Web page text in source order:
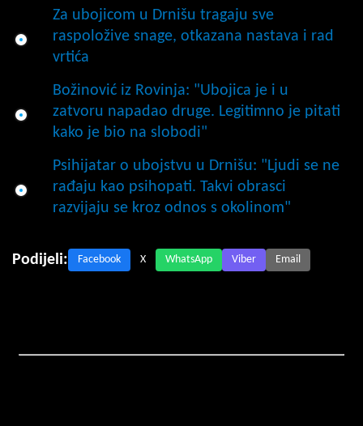
Za ubojicom u Drnišu tragaju sve
raspoložive snage, otkazana nastava i rad
vrtića
Božinović iz Rovinja: "Ubojica je i u
zatvoru napadao druge. Legitimno je pitati
kako je bio na slobodi"
Psihijatar o ubojstvu u Drnišu: "Ljudi se ne
rađaju kao psihopati. Takvi obrasci
razvijaju se kroz odnos s okolinom"
Podijeli: Facebook X WhatsApp Viber Email